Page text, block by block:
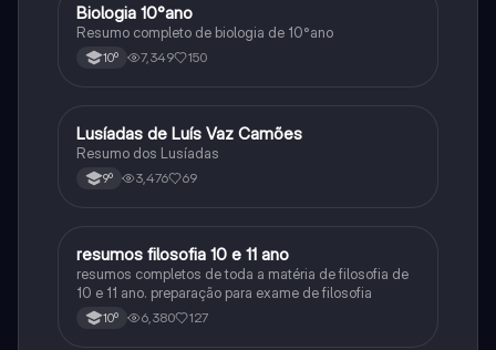
Biologia
Biologia 10°ano
Resumo completo de biologia de 10°ano
10º 7,349 150
Português
Lusíadas de Luís Vaz Camões
Resumo dos Lusíadas
9º 3,476 69
Filosofia
resumos filosofia 10 e 11 ano
resumos completos de toda a matéria de filosofia de
10 e 11 ano. preparação para exame de filosofia
10º 6,380 127